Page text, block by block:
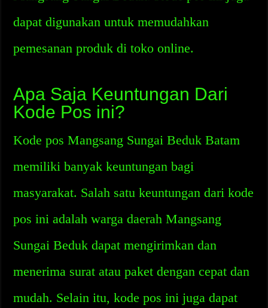
dapat digunakan untuk memudahkan
pemesanan produk di toko online.
Apa Saja Keuntungan Dari
Kode Pos ini?
Kode pos Mangsang Sungai Beduk Batam
memiliki banyak keuntungan bagi
masyarakat. Salah satu keuntungan dari kode
pos ini adalah warga daerah Mangsang
Sungai Beduk dapat mengirimkan dan
menerima surat atau paket dengan cepat dan
mudah. Selain itu, kode pos ini juga dapat